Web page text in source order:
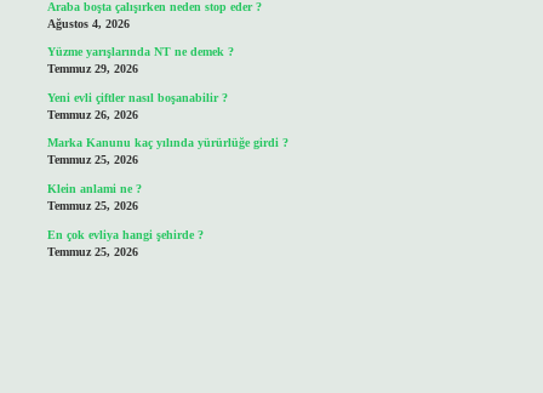
Araba boşta çalışırken neden stop eder ?
Ağustos 4, 2026
Yüzme yarışlarında NT ne demek ?
Temmuz 29, 2026
Yeni evli çiftler nasıl boşanabilir ?
Temmuz 26, 2026
Marka Kanunu kaç yılında yürürlüğe girdi ?
Temmuz 25, 2026
Klein anlami ne ?
Temmuz 25, 2026
En çok evliya hangi şehirde ?
Temmuz 25, 2026